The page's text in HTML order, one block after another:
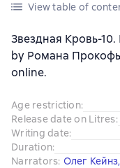
View table of
Звездная Кровь-
by Романа
online.
Age restriction:
Release date on Litres:
Writing date:
Duration:
Narrators: Олег Кейнз,